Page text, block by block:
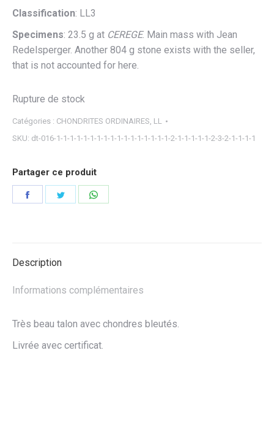
Classification: LL3
Specimens: 23.5 g at CEREGE. Main mass with Jean
Redelsperger. Another 804 g stone exists with the seller,
that is not accounted for here.
Rupture de stock
Catégories : CHONDRITES ORDINAIRES, LL
SKU: dt-016-1-1-1-1-1-1-1-1-1-1-1-1-1-1-1-1-1-2-1-1-1-1-1-2-3-2-1-1-1-1
Partager ce produit
Partager Partager
Description
Informations complémentaires
Très beau talon avec chondres bleutés.
Livrée avec certificat.